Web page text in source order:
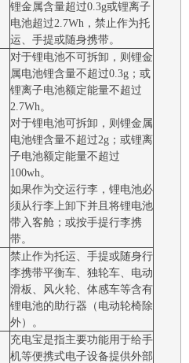
锂金属含量超过0.3g或锂离子
电池超过2.7Wh，禁止作为托
运、手提或随身携带。
对于锂电池不可拆卸，则锂金
属电池锂含量不超过0.3g；或
锂离子电池额定能量不超过
2.7Wh。
对于锂电池可拆卸，则锂金属
电池锂含量不超过2g；或锂离
子电池额定能量不超过
100wh。
如果作为交运行李，锂电池必
须从行李上卸下并且将锂电池
带入客舱；或按手提行李携
带。
禁止作为托运、手提或随身行
李携带平衡车、独轮车、电动
滑板、风火轮、体感车等含有
锂电池的助行器（电动轮椅除
外）。
充电宝是指主要功能用于给手
机等便携式电子设备提供外部